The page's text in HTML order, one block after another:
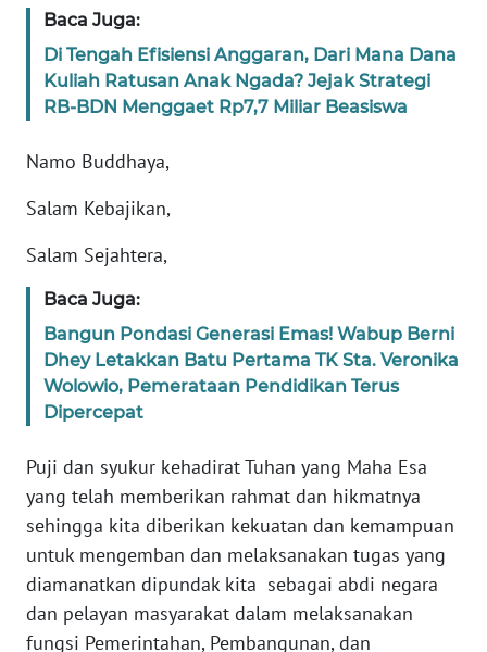
Baca Juga:
Di Tengah Efisiensi Anggaran, Dari Mana Dana
Kuliah Ratusan Anak Ngada? Jejak Strategi
RB-BDN Menggaet Rp7,7 Miliar Beasiswa
Namo Buddhaya,
Salam Kebajikan,
Salam Sejahtera,
Baca Juga:
Bangun Pondasi Generasi Emas! Wabup Berni
Dhey Letakkan Batu Pertama TK Sta. Veronika
Wolowio, Pemerataan Pendidikan Terus
Dipercepat
Puji dan syukur kehadirat Tuhan yang Maha Esa
yang telah memberikan rahmat dan hikmatnya
sehingga kita diberikan kekuatan dan kemampuan
untuk mengemban dan melaksanakan tugas yang
diamanatkan dipundak kita sebagai abdi negara
dan pelayan masyarakat dalam melaksanakan
fungsi Pemerintahan, Pembangunan, dan
MEDIA
SIBER
REDAKSI
KARIR
Regional
WN
SUMUT
WN
JAKARTA
WN
JABAR
WN
BANTEN